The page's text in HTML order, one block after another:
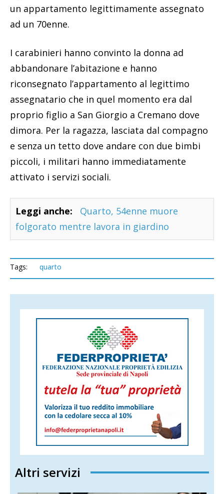
un appartamento legittimamente assegnato
ad un 70enne.
I carabinieri hanno convinto la donna ad
abbandonare l’abitazione e hanno
riconsegnato l’appartamento al legittimo
assegnatario che in quel momento era dal
proprio figlio a San Giorgio a Cremano dove
dimora. Per la ragazza, lasciata dal compagno
e senza un tetto dove andare con due bimbi
piccoli, i militari hanno immediatamente
attivato i servizi sociali.
Leggi anche:
Quarto, 54enne muore
folgorato mentre lavora in giardino
Tags: quarto
Altri servizi